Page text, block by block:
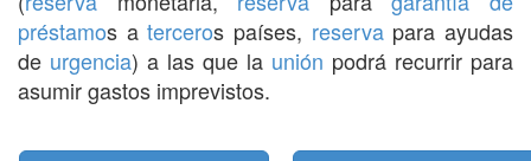
préstamos aterceros países, reservapara ayudas
de urgencia) a las que la unión podrá recurrir para
asumir gastos imprevistos.